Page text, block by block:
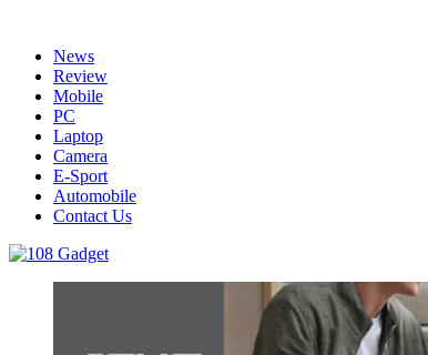
contentNews
Review
Mobile
PC
Laptop
Camera
E-Sport
Automobile
Contact Us
รวบรวมเรื่องราว Gadget IT ,Laptop, Smartphone , ยานย